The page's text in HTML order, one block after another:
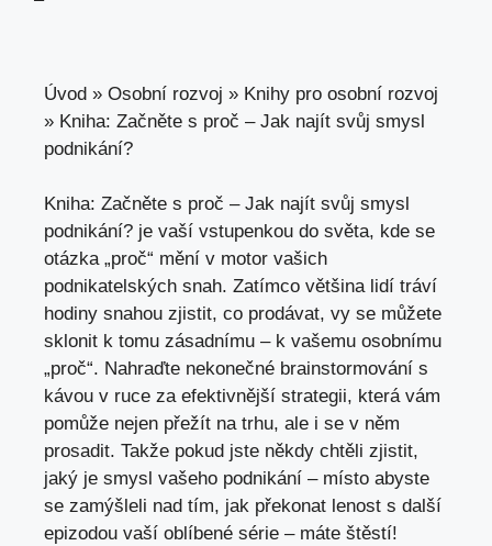
Úvod » Osobní rozvoj » Knihy pro osobní rozvoj
» Kniha: Začněte s proč – Jak najít svůj smysl
podnikání?
Kniha: Začněte s proč – Jak najít svůj smysl
podnikání? je vaší vstupenkou do světa, kde se
otázka „proč“ mění v motor vašich
podnikatelských snah. Zatímco většina lidí tráví
hodiny snahou zjistit, co prodávat, vy se můžete
sklonit k tomu zásadnímu – k vašemu osobnímu
„proč“. Nahraďte nekonečné brainstormování s
kávou v ruce za efektivnější strategii, která vám
pomůže nejen přežít na trhu, ale i se v něm
prosadit. Takže pokud jste někdy chtěli zjistit,
jaký je smysl vašeho podnikání – místo abyste
se zamýšleli nad tím, jak překonat lenost s další
epizodou vaší oblíbené série – máte štěstí!